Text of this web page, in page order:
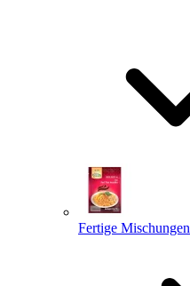
Fertige Mischungen